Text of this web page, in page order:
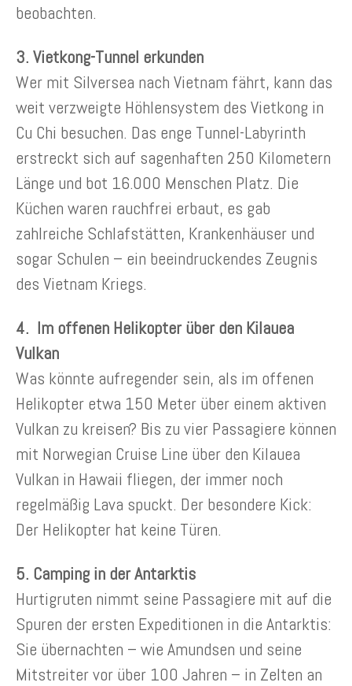
beobachten.
3. Vietkong-Tunnel erkunden
Wer mit Silversea nach Vietnam fährt, kann das
weit verzweigte Höhlensystem des Vietkong in
Cu Chi besuchen. Das enge Tunnel-Labyrinth
erstreckt sich auf sagenhaften 250 Kilometern
Länge und bot 16.000 Menschen Platz. Die
Küchen waren rauchfrei erbaut, es gab
zahlreiche Schlafstätten, Krankenhäuser und
sogar Schulen – ein beeindruckendes Zeugnis
des Vietnam Kriegs.
4. Im offenen Helikopter über den Kilauea
Vulkan
Was könnte aufregender sein, als im offenen
Helikopter etwa 150 Meter über einem aktiven
Vulkan zu kreisen? Bis zu vier Passagiere können
mit Norwegian Cruise Line über den Kilauea
Vulkan in Hawaii fliegen, der immer noch
regelmäßig Lava spuckt. Der besondere Kick:
Der Helikopter hat keine Türen.
5. Camping in der Antarktis
Hurtigruten nimmt seine Passagiere mit auf die
Spuren der ersten Expeditionen in die Antarktis:
Sie übernachten – wie Amundsen und seine
Mitstreiter vor über 100 Jahren – in Zelten an